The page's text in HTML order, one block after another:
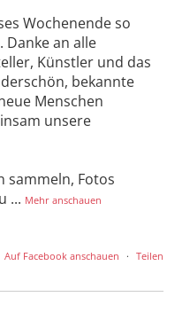
Wochenende so
Danke an alle
Künstler und das
bekannte
Menschen
unsere
sammeln, Fotos
... Mehr anschauen
Auf Facebook anschauen · Teilen